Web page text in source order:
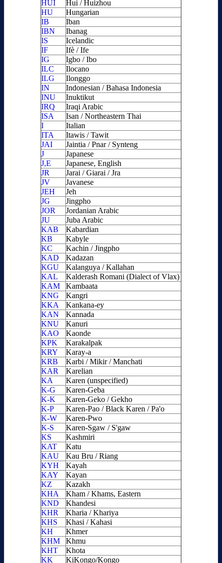
HUI
Hui / Huizhou
HU
Hungarian
IB
Iban
IBN
Ibanag
IS
Icelandic
IF
Ifè / Ife
IG
Igbo / Ibo
ILC
Ilocano
ILG
Ilonggo
IN
Indonesian / Bahasa Indonesia
INU
Inuktikut
IRQ
Iraqi Arabic
ISA
Isan / Northeastern Thai
I
Italian
ITA
Itawis / Tawit
JAI
Jaintia / Pnar / Synteng
J
Japanese
J,E
Japanese, English
JR
Jarai / Giarai / Jra
JV
Javanese
JEH
Jeh
JG
Jingpho
JOR
Jordanian Arabic
JU
Juba Arabic
KAB
Kabardian
KB
Kabyle
KC
Kachin / Jingpho
KAD
Kadazan
KGU
Kalanguya / Kallahan
KAL
Kalderash Romani (Dialect of Vlax)
KAM
Kambaata
KNG
Kangri
KKA
Kankana-ey
KAN
Kannada
KNU
Kanuri
KAO
Kaonde
KPK
Karakalpak
KRY
Karay-a
KRB
Karbi / Mikir / Manchati
KAR
Karelian
KA
Karen (unspecified)
K-G
Karen-Geba
K-K
Karen-Geko / Gekho
K-P
Karen-Pao / Black Karen / Pa'o
K-W
Karen-Pwo
K-S
Karen-Sgaw / S'gaw
KS
Kashmiri
KAT
Katu
KAU
Kau Bru / Riang
KYH
Kayah
KAY
Kayan
KZ
Kazakh
KHA
Kham / Khams, Eastern
KND
Khandesi
KHR
Kharia / Khariya
KHS
Khasi / Kahasi
KH
Khmer
KHM
Khmu
KHT
Khota
KK
KiKongo/Kongo